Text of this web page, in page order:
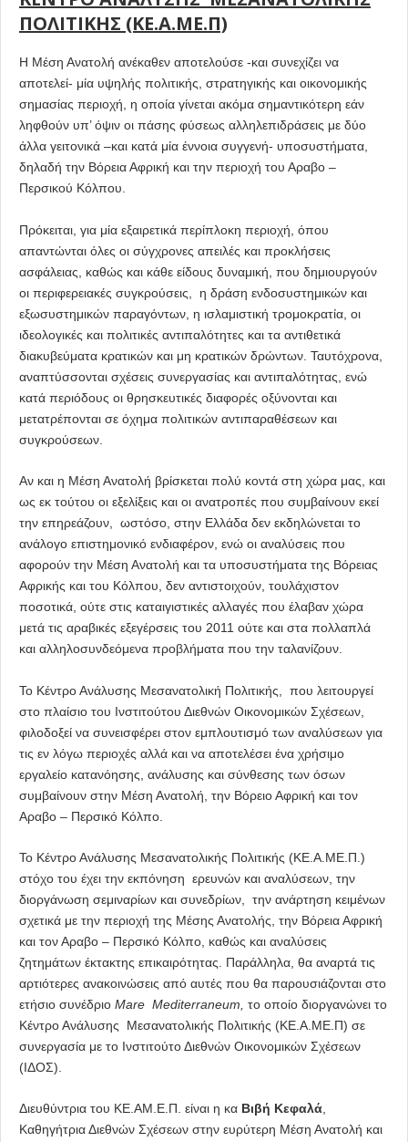
ΠΟΛΙΤΙΚΗΣ (ΚΕ.Α.ΜΕ.Π)
Η Μέση Ανατολή ανέκαθεν αποτελούσε -και συνεχίζει να
αποτελεί- μία υψηλής πολιτικής, στρατηγικής και οικονομικής
σημασίας περιοχή, η οποία γίνεται ακόμα σημαντικότερη εάν
ληφθούν υπ’ όψιν οι πάσης φύσεως αλληλεπιδράσεις με δύο
άλλα γειτονικά –και κατά μία έννοια συγγενή- υποσυστήματα,
δηλαδή την Βόρεια Αφρική και την περιοχή του Αραβο –
Περσικού Κόλπου.
Πρόκειται, για μία εξαιρετικά περίπλοκη περιοχή, όπου
απαντώνται όλες οι σύγχρονες απειλές και προκλήσεις
ασφάλειας, καθώς και κάθε είδους δυναμική, που δημιουργούν
οι περιφερειακές συγκρούσεις, η δράση ενδοσυστημικών και
εξωσυστημικών παραγόντων, η ισλαμιστική τρομοκρατία, οι
ιδεολογικές και πολιτικές αντιπαλότητες και τα αντιθετικά
διακυβεύματα κρατικών και μη κρατικών δρώντων. Ταυτόχρονα,
αναπτύσσονται σχέσεις συνεργασίας και αντιπαλότητας, ενώ
κατά περιόδους οι θρησκευτικές διαφορές οξύνονται και
μετατρέπονται σε όχημα πολιτικών αντιπαραθέσεων και
συγκρούσεων.
Αν και η Μέση Ανατολή βρίσκεται πολύ κοντά στη χώρα μας, και
ως εκ τούτου οι εξελίξεις και οι ανατροπές που συμβαίνουν εκεί
την επηρεάζουν, ωστόσο, στην Ελλάδα δεν εκδηλώνεται το
ανάλογο επιστημονικό ενδιαφέρον, ενώ οι αναλύσεις που
αφορούν την Μέση Ανατολή και τα υποσυστήματα της Βόρειας
Αφρικής και του Κόλπου, δεν αντιστοιχούν, τουλάχιστον
ποσοτικά, ούτε στις καταιγιστικές αλλαγές που έλαβαν χώρα
μετά τις αραβικές εξεγέρσεις του 2011 ούτε και στα πολλαπλά
και αλληλοσυνδεόμενα προβλήματα που την ταλανίζουν.
Το Κέντρο Ανάλυσης Μεσανατολική Πολιτικής, που λειτουργεί
στο πλαίσιο του Ινστιτούτου Διεθνών Οικονομικών Σχέσεων,
φιλοδοξεί να συνεισφέρει στον εμπλουτισμό των αναλύσεων για
τις εν λόγω περιοχές αλλά και να αποτελέσει ένα χρήσιμο
εργαλείο κατανόησης, ανάλυσης και σύνθεσης των όσων
συμβαίνουν στην Μέση Ανατολή, την Βόρειο Αφρική και τον
Αραβο – Περσικό Κόλπο.
Το Κέντρο Ανάλυσης Μεσανατολικής Πολιτικής (ΚΕ.Α.ΜΕ.Π.)
στόχο του έχει την εκπόνηση ερευνών και αναλύσεων, την
διοργάνωση σεμιναρίων και συνεδρίων, την ανάρτηση κειμένων
σχετικά με την περιοχή της Μέσης Ανατολής, την Βόρεια Αφρική
και τον Αραβο – Περσικό Κόλπο, καθώς και αναλύσεις
ζητημάτων έκτακτης επικαιρότητας. Παράλληλα, θα αναρτά τις
αρτιότερες ανακοινώσεις από αυτές που θα παρουσιάζονται στο
ετήσιο συνέδριο Mare Mediterraneum, το οποίο διοργανώνει το
Κέντρο Ανάλυσης Μεσανατολικής Πολιτικής (ΚΕ.Α.ΜΕ.Π) σε
συνεργασία με το Ινστιτούτο Διεθνών Οικονομικών Σχέσεων
(ΙΔΟΣ).
Διευθύντρια του ΚΕ.ΑΜ.Ε.Π. είναι η κα Βιβή Κεφαλά,
Καθηγήτρια Διεθνών Σχέσεων στην ευρύτερη Μέση Ανατολή και